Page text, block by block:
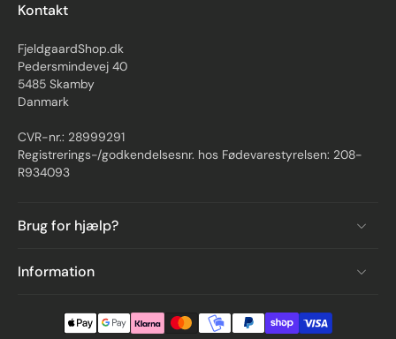
Kontakt
FjeldgaardShop.dk
Pedersmindevej 40
5485 Skamby
Danmark
CVR-nr.: 28999291
Registrerings-/godkendelsesnr. hos Fødevarestyrelsen: 208-
R934093
Brug for hjælp?
Information